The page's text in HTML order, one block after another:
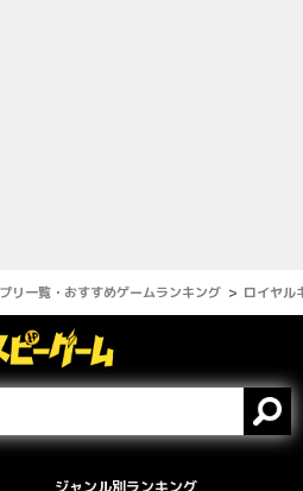
リ一覧・おすすめゲームランキング ロイヤル
ジャンル別ランキング